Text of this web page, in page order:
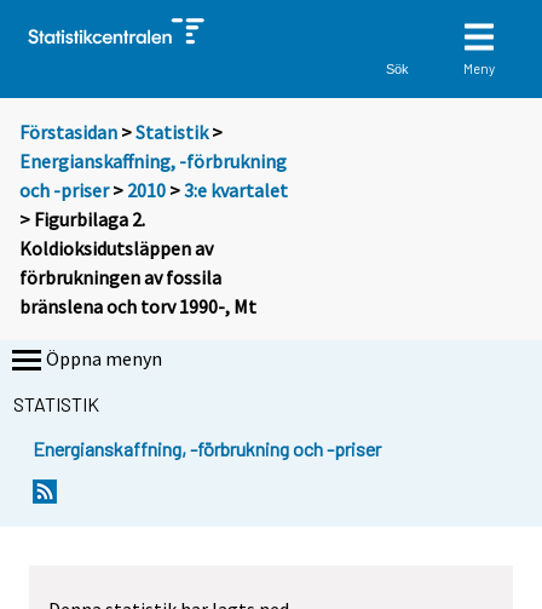
Sök Meny
Förstasidan >Statistik >
Energianskaffning, -förbrukning
och -priser> 2010 >3:e kvartalet
> Figurbilaga 2.
Koldioksidutsläppen av
förbrukningen av fossila
bränslena och torv 1990-, Mt
Öppna menyn
STATISTIK
Energianskaffning, -förbrukning och -priser